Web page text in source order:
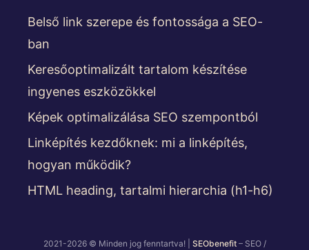
Belső link szerepe és fontossága a SEO-
ban
Keresőoptimalizált tartalom készítése
ingyenes eszközökkel
Képek optimalizálása SEO szempontból
Linképítés kezdőknek: mi a linképítés,
hogyan működik?
HTML heading, tartalmi hierarchia (h1-h6)
2021-2026 © Minden jog fenntartva! | SEObenefit– SEO /